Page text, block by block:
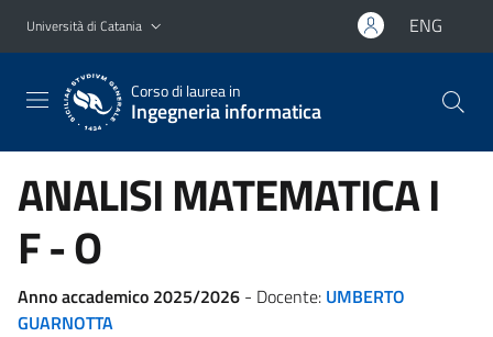
Vai al contenuto principale
Vai al menu di navigazione
Università di Catania ENG
Corso di laurea in
Ingegneria informatica
ANALISI MATEMATICA I
F - O
Anno accademico 2025/2026 - Docente: UMBERTO
GUARNOTTA